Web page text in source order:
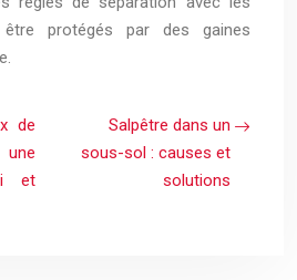
protégés par des gaines
de
une
et
Salpêtre dans un
sous-sol : causes et
solutions